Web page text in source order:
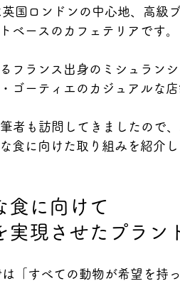
国ロンドンの中心地、高級
ベースのカフェテリアです。
フランス出身のミシュラン
ゴーティエのカジュアルな
も訪問してきましたので、
食に向けた取り組みを紹介し
食に向けて
実現させたプラン
「すべての動物が希望を持